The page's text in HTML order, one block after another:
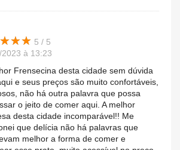
★★★
★★★ 5 / 5
2023 à 13:23
Frensecina desta cidade sem dúvida
e seus preços são muito confortáveis,
não há outra palavra que possa
o jeito de comer aqui. A melhor
desta cidade incomparável!! Me
que delícia não há palavras que
melhor a forma de comer e